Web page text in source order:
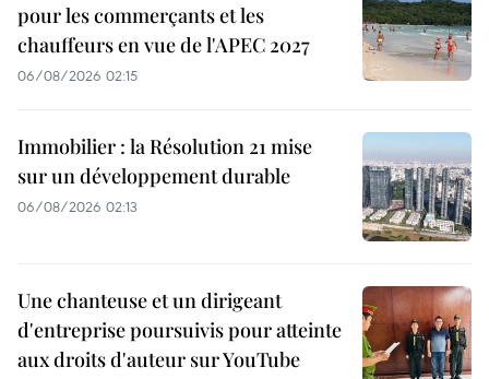
pour les commerçants et les
chauffeurs en vue de l'APEC 2027
06/08/2026 02:15
Immobilier : la Résolution 21 mise
sur un développement durable
06/08/2026 02:13
Une chanteuse et un dirigeant
d'entreprise poursuivis pour atteinte
aux droits d'auteur sur YouTube